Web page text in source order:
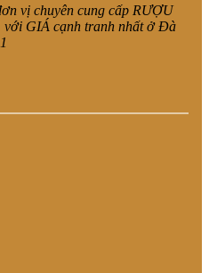
vị chuyên cung cấp RƯỢU
GIÁ cạnh tranh nhất ở Đà